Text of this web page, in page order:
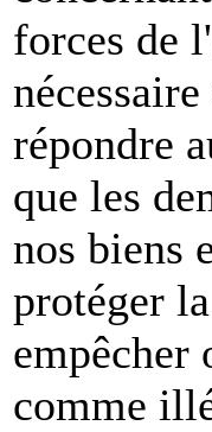
forces de
répondre
que les
nos biens
protéger
empêcher
comme